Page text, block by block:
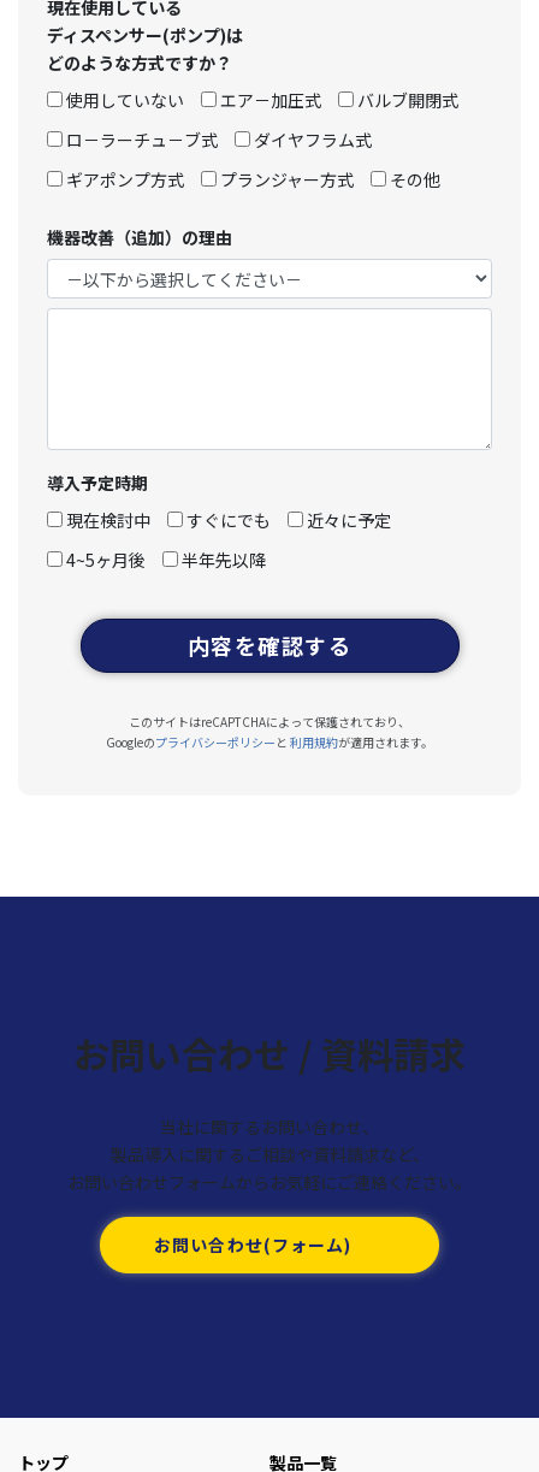
現在使用している
ディスペンサー(ポンプ)は
どのような方式ですか？
使用していない
エア－加圧式
バルブ開閉式
ロ－ラーチュ－ブ式
ダイヤフラム式
ギアポンプ方式
プランジャー方式 その他
機器改善（追加）の理由
導入予定時期
現在検討中
すぐにでも
近々に予定
4~5ヶ月後
半年先以降
内容を確認する
このサイトはreCAPTCHAによって保護されており、
Googleのプライバシーポリシー と 利用規約が適用されます。
お問い合わせ / 資料請求
当社に関するお問い合わせ、
製品導入に関するご相談や資料請求など、
お問い合わせフォームからお気軽にご連絡ください。
お問い合わせ(フォーム)
トップ 製品一覧